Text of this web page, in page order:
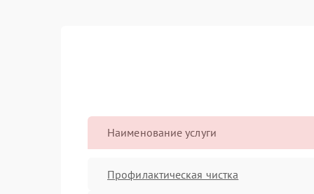
Наименование услуги
Профилактическая чистка